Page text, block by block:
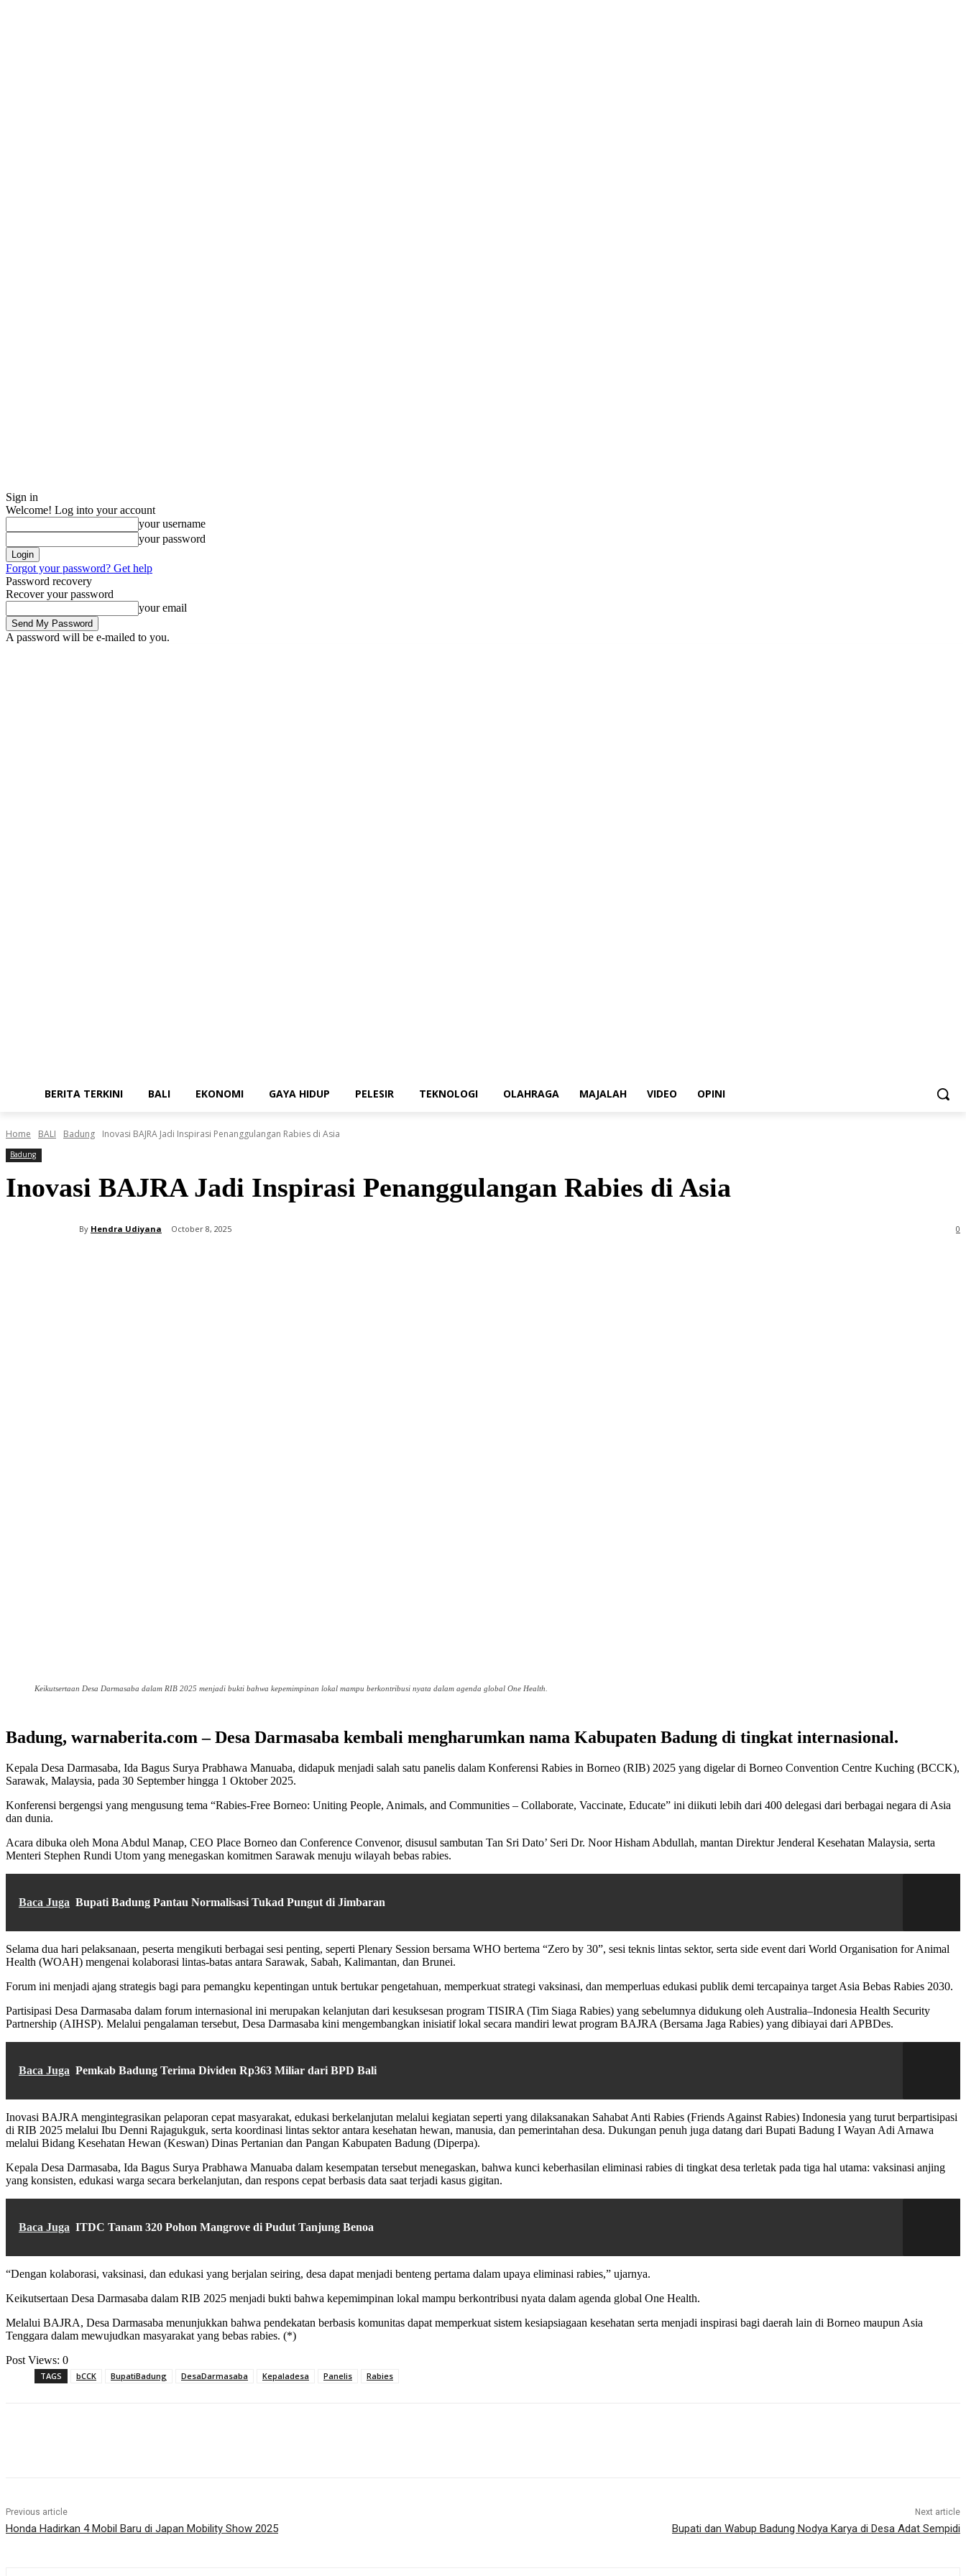
Sign in
Welcome! Log into your account
your username
your password
Forgot your password? Get help
Password recovery
Recover your password
your email
A password will be e-mailed to you.
BERITA TERKINI BALI EKONOMI GAYA HIDUP PELESIR TEKNOLOGI OLAHRAGA MAJALAH VIDEO OPINI
Home BALI Badung Inovasi BAJRA Jadi Inspirasi Penanggulangan Rabies di Asia
Badung
Inovasi BAJRA Jadi Inspirasi Penanggulangan Rabies di Asia
By Hendra Udiyana October 8, 2025 0
Keikutsertaan Desa Darmasaba dalam RIB 2025 menjadi bukti bahwa kepemimpinan lokal mampu berkontribusi nyata dalam agenda global One Health.
Badung, warnaberita.com – Desa Darmasaba kembali mengharumkan nama Kabupaten Badung di tingkat internasional.
Kepala Desa Darmasaba, Ida Bagus Surya Prabhawa Manuaba, didapuk menjadi salah satu panelis dalam Konferensi Rabies in Borneo (RIB) 2025 yang digelar di Borneo Convention Centre Kuching (BCCK),
Sarawak, Malaysia, pada 30 September hingga 1 Oktober 2025.
Konferensi bergengsi yang mengusung tema “Rabies-Free Borneo: Uniting People, Animals, and Communities – Collaborate, Vaccinate, Educate” ini diikuti lebih dari 400 delegasi dari berbagai negara di Asia
dan dunia.
Acara dibuka oleh Mona Abdul Manap, CEO Place Borneo dan Conference Convenor, disusul sambutan Tan Sri Dato’ Seri Dr. Noor Hisham Abdullah, mantan Direktur Jenderal Kesehatan Malaysia, serta
Menteri Stephen Rundi Utom yang menegaskan komitmen Sarawak menuju wilayah bebas rabies.
Baca Juga Bupati Badung Pantau Normalisasi Tukad Pungut di Jimbaran
Selama dua hari pelaksanaan, peserta mengikuti berbagai sesi penting, seperti Plenary Session bersama WHO bertema “Zero by 30”, sesi teknis lintas sektor, serta side event dari World Organisation for Animal
Health (WOAH) mengenai kolaborasi lintas-batas antara Sarawak, Sabah, Kalimantan, dan Brunei.
Forum ini menjadi ajang strategis bagi para pemangku kepentingan untuk bertukar pengetahuan, memperkuat strategi vaksinasi, dan memperluas edukasi publik demi tercapainya target Asia Bebas Rabies 2030.
Partisipasi Desa Darmasaba dalam forum internasional ini merupakan kelanjutan dari kesuksesan program TISIRA (Tim Siaga Rabies) yang sebelumnya didukung oleh Australia–Indonesia Health Security
Partnership (AIHSP). Melalui pengalaman tersebut, Desa Darmasaba kini mengembangkan inisiatif lokal secara mandiri lewat program BAJRA (Bersama Jaga Rabies) yang dibiayai dari APBDes.
Baca Juga Pemkab Badung Terima Dividen Rp363 Miliar dari BPD Bali
Inovasi BAJRA mengintegrasikan pelaporan cepat masyarakat, edukasi berkelanjutan melalui kegiatan seperti yang dilaksanakan Sahabat Anti Rabies (Friends Against Rabies) Indonesia yang turut berpartisipasi
di RIB 2025 melalui Ibu Denni Rajagukguk, serta koordinasi lintas sektor antara kesehatan hewan, manusia, dan pemerintahan desa. Dukungan penuh juga datang dari Bupati Badung I Wayan Adi Arnawa
melalui Bidang Kesehatan Hewan (Keswan) Dinas Pertanian dan Pangan Kabupaten Badung (Diperpa).
Kepala Desa Darmasaba, Ida Bagus Surya Prabhawa Manuaba dalam kesempatan tersebut menegaskan, bahwa kunci keberhasilan eliminasi rabies di tingkat desa terletak pada tiga hal utama: vaksinasi anjing
yang konsisten, edukasi warga secara berkelanjutan, dan respons cepat berbasis data saat terjadi kasus gigitan.
Baca Juga ITDC Tanam 320 Pohon Mangrove di Pudut Tanjung Benoa
“Dengan kolaborasi, vaksinasi, dan edukasi yang berjalan seiring, desa dapat menjadi benteng pertama dalam upaya eliminasi rabies,” ujarnya.
Keikutsertaan Desa Darmasaba dalam RIB 2025 menjadi bukti bahwa kepemimpinan lokal mampu berkontribusi nyata dalam agenda global One Health.
Melalui BAJRA, Desa Darmasaba menunjukkan bahwa pendekatan berbasis komunitas dapat memperkuat sistem kesiapsiagaan kesehatan serta menjadi inspirasi bagi daerah lain di Borneo maupun Asia
Tenggara dalam mewujudkan masyarakat yang bebas rabies. (*)
Post Views: 0
TAGS bCCK BupatiBadung DesaDarmasaba Kepaladesa Panelis Rabies
Previous article
Honda Hadirkan 4 Mobil Baru di Japan Mobility Show 2025
Next article
Bupati dan Wabup Badung Nodya Karya di Desa Adat Sempidi